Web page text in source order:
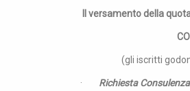
Il versamento della
(gli iscritti godono di
· Richiesta